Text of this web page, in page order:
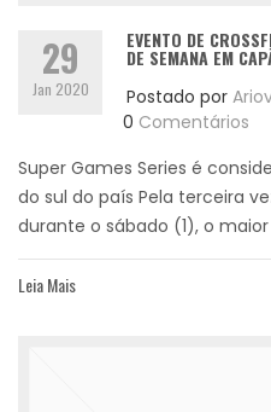
29
Jan 2020
EVENTO DE
DE SEMANA EM
Postado por
0 Comentários
Super Games Series é
do sul do país Pela terceira
durante o sábado (1), o
Leia Mais